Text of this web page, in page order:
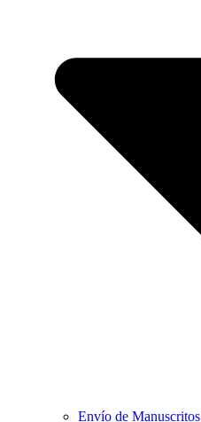
Envío de Manuscritos